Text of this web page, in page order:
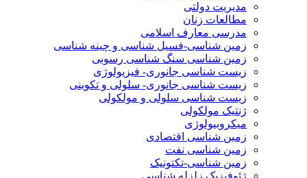
مدیریت دولتی
مطالعات زنان
مدرسی معارف اسلامی
زمین شناسی-فسیل شناسی و چینه شناسی
زمین شناسی سنگ شناسی رسوبی
زیست شناسی جانوری- فیزیولوژی
زیست شناسی جانوری- سلولی و تکوینی
زیست شناسی سلولی و مولکولی
ژنتیک مولکولی
میکروبیولوژی
زمین شناسی اقتصادی
زمین شناسی نفت
زمین شناسی-تکتونیک
ژئوفیزیک زلزله شناسی